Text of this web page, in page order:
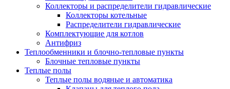
Коллекторы и распределители гидравлические
Коллекторы котельные
Распределители гидравлические
Комплектующие для котлов
Антифриз
Теплообменники и блочно-тепловые пункты
Блочные тепловые пункты
Теплые полы
Теплые полы водяные и автоматика